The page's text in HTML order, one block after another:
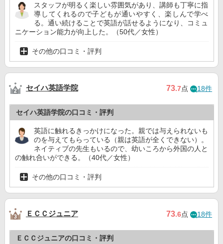
スタッフが明るく楽しい雰囲気があり、講師も丁寧に指
導してくれるので子どもが通いやすく、楽しんで学べ
る。通い続けることで英語が話せるようになり、コミュ
ニケーション能力が向上した。（50代／女性）
その他の口コミ・評判
セイハ英語学院 73.7点 18件
セイハ英語学院の口コミ・評判
英語に触れるきっかけになった。親では与えられないも
のを与えてもらっている（親は英語が全くできない）。
ネイティブの先生もいるので、幼いころから外国の人と
の触れ合いができる。（40代／女性）
その他の口コミ・評判
ＥＣＣジュニア 73.6点 18件
ＥＣＣジュニアの口コミ・評判